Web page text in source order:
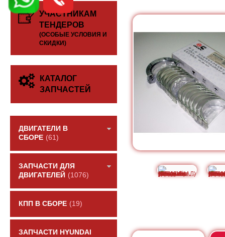
УЧАСТНИКАМ
ТЕНДЕРОВ
(ОСОБЫЕ УСЛОВИЯ И
СКИДКИ)
КАТАЛОГ
ЗАПЧАСТЕЙ
ДВИГАТЕЛИ В
СБОРЕ (61)
ЗАПЧАСТИ ДЛЯ
ДВИГАТЕЛЕЙ (1076)
КПП В СБОРЕ (19)
ЗАПЧАСТИ HYUNDAI